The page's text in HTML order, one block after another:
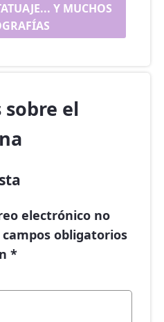
Y MUCHOS
el
electrónico no
campos obligatorios
*